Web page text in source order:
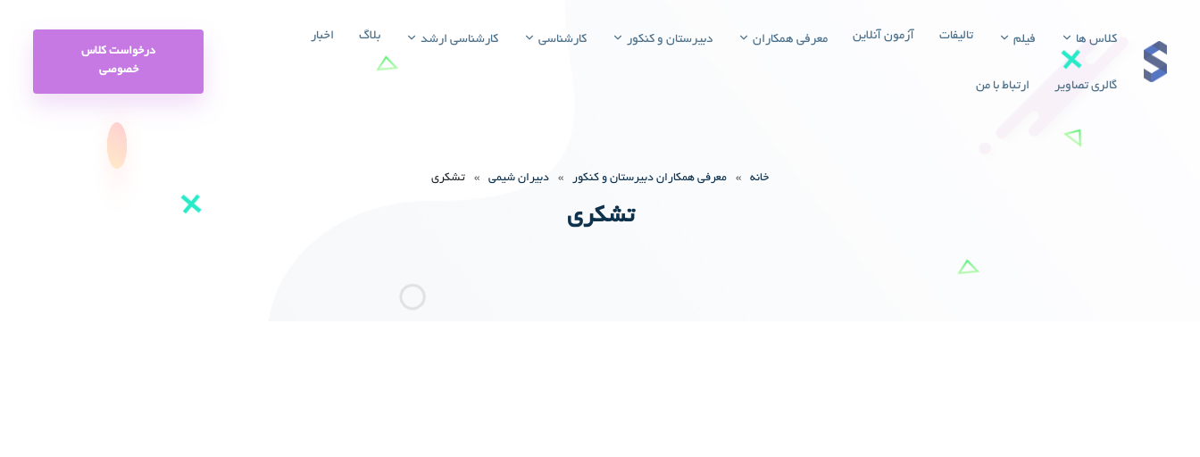
کلاس ها فیلم تالیفات آزمون آنلاین معرفی همکاران دبیرستان و کنکور کارشناسی کارشناسی ارشد بلاگ اخبار
گالری تصاویر ارتباط با من
درخواست کلاس
خصوصی
خانه » معرفی همکاران دبیرستان و کنکور » دبیران شیمی » تشکری
تشکری